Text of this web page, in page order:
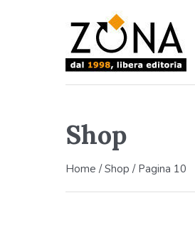
Shop
Home /Shop / Pagina 10